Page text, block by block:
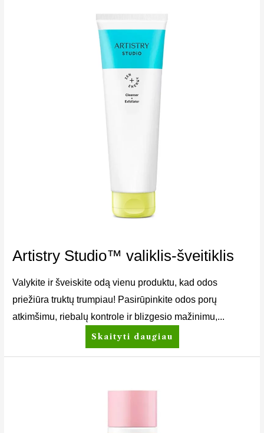
Artistry Studio™ valiklis-šveitiklis
Valykite ir šveiskite odą vienu produktu, kad odos
priežiūra truktų trumpiau! Pasirūpinkite odos porų
atkimšimu, riebalų kontrole ir blizgesio mažinimu,...
Skaityti daugiau